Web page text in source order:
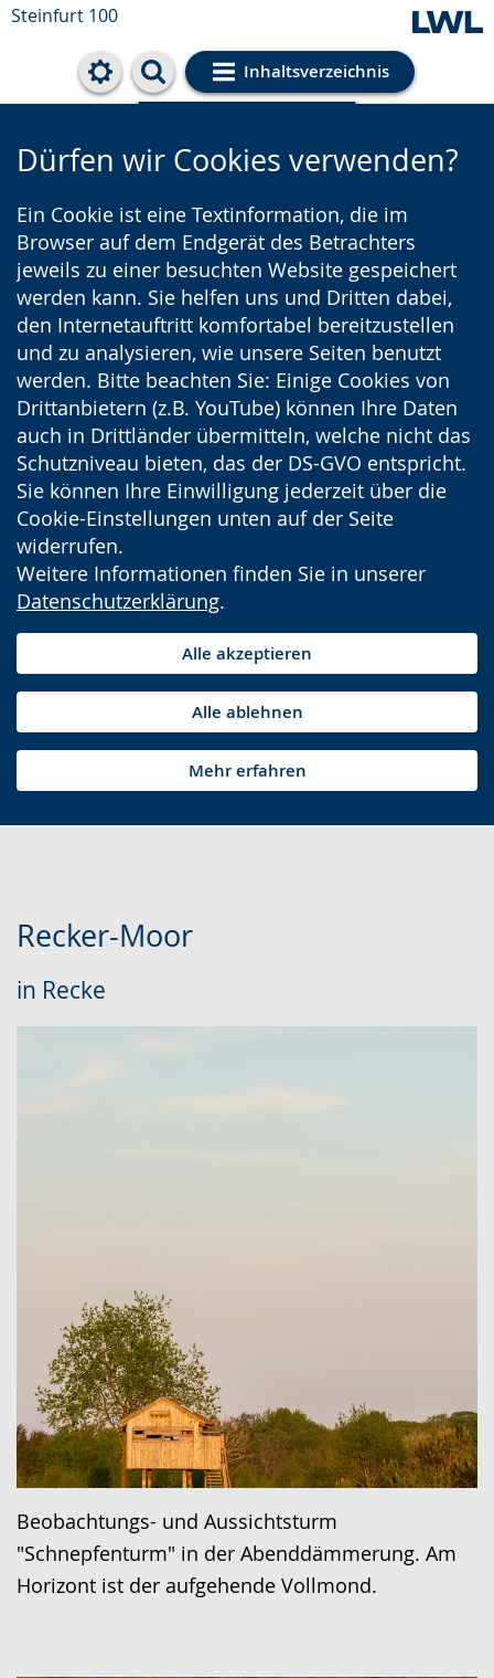
Steinfurt 100
Inhaltsverzeichnis
Cookie-Einstellungen
Dürfen wir Cookies verwenden?
Ein Cookie ist eine Textinformation, die im
Browser auf dem Endgerät des Betrachters
jeweils zu einer besuchten Website gespeichert
werden kann. Sie helfen uns und Dritten dabei,
den Internetauftritt komfortabel bereitzustellen
und zu analysieren, wie unsere Seiten benutzt
werden. Bitte beachten Sie: Einige Cookies von
Drittanbietern (z.B. YouTube) können Ihre Daten
auch in Drittländer übermitteln, welche nicht das
Schutzniveau bieten, das der DS-GVO entspricht.
Sie können Ihre Einwilligung jederzeit über die
Cookie-Einstellungen unten auf der Seite
widerrufen.
Weitere Informationen finden Sie in unserer
Datenschutzerklärung.
Alle akzeptieren
Alle ablehnen
Mehr erfahren
Recker-Moor
in Recke
Beobachtungs- und Aussichtsturm
"Schnepfenturm" in der Abenddämmerung. Am
Horizont ist der aufgehende Vollmond.